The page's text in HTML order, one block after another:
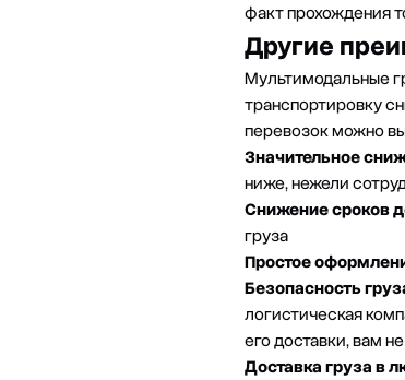
факт прохождения
Другие
Мультимодальные
транспортировку
перевозок можно
Значительное
ниже, нежели
Снижение сроков
груза
Простое
Безопасность
логистическая
его доставки, вам
Доставка груза в